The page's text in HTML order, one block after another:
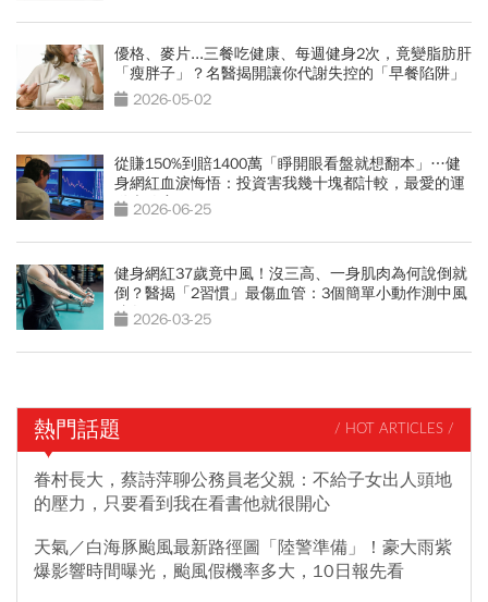
優格、麥片...三餐吃健康、每週健身2次，竟變脂肪肝
「瘦胖子」？名醫揭開讓你代謝失控的「早餐陷阱」
2026-05-02
從賺150%到賠1400萬「睜開眼看盤就想翻本」…健
身網紅血淚悔悟：投資害我幾十塊都計較，最愛的運
動也放棄
2026-06-25
健身網紅37歲竟中風！沒三高、一身肌肉為何說倒就
倒？醫揭「2習慣」最傷血管：3個簡單小動作測中風
跡象2026-03-25
熱門話題 / HOT ARTICLES /
眷村長大，蔡詩萍聊公務員老父親：不給子女出人頭地
的壓力，只要看到我在看書他就很開心
天氣／白海豚颱風最新路徑圖「陸警準備」！豪大雨紫
爆影響時間曝光，颱風假機率多大，10日報先看